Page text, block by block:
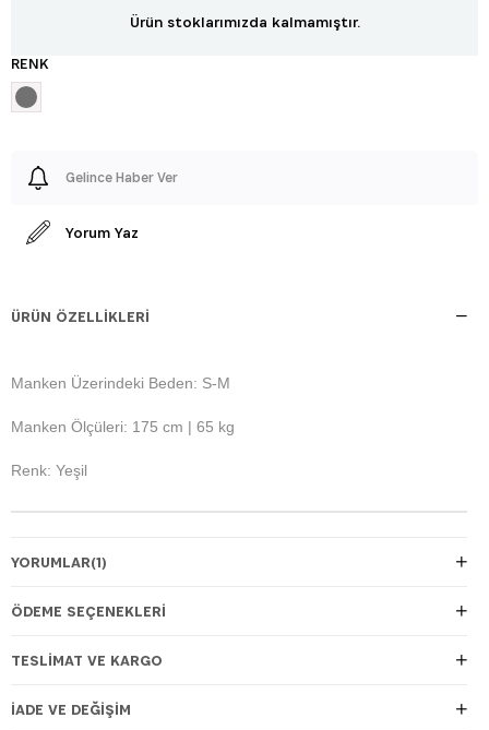
Ürün stoklarımızda kalmamıştır.
RENK
Gelince Haber Ver
Yorum Yaz
ÜRÜN ÖZELLIKLERI
Manken Üzerindeki Beden: S-M
Manken Ölçüleri: 175 cm | 65 kg
Renk: Yeşil
YORUMLAR(1)
ÖDEME SEÇENEKLERI
TESLIMAT VE KARGO
İADE VE DEĞIŞIM